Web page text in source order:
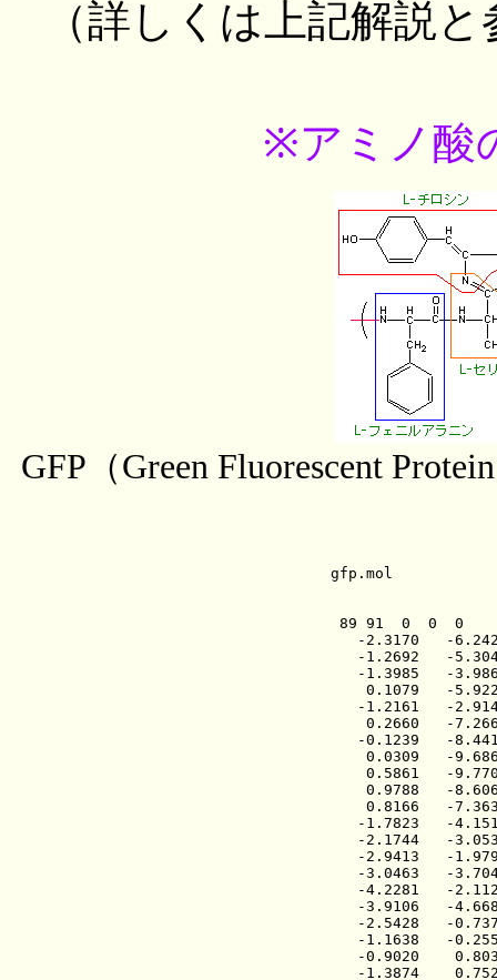
（詳しくは上記解説
※アミノ酸
GFP（Green Fluorescent